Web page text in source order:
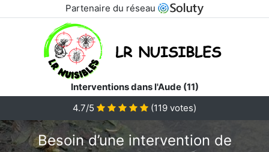
Partenaire du réseau
Interventions dans l'Aude (11)
4.7/5
(119 votes)
Besoin d’une intervention de